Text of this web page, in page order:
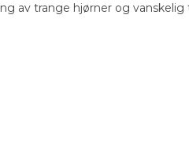
av trange hjørner og